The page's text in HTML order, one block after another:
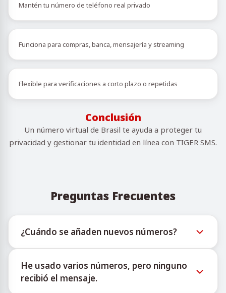
Mantén tu número de teléfono real privado
Funciona para compras, banca, mensajería y streaming
Flexible para verificaciones a corto plazo o repetidas
Conclusión
Un número virtual de Brasil te ayuda a proteger tu
privacidad y gestionar tu identidad en línea con TIGER SMS.
Preguntas Frecuentes
¿Cuándo se añaden nuevos números?
números virtuales puede consultarse a través del
bot oficial de Telegram @TigerSMSofficial_bot. Este
He usado varios números, pero ninguno
recibió el mensaje.